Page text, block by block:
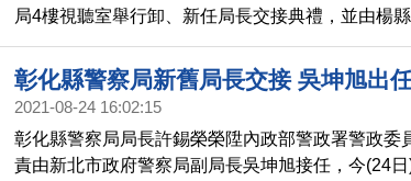
局4樓視聽室舉行卸、新任局長交接典禮，並由楊
內政部警政署徐警政委員緒昕監交印信，場面簡單
彰化縣警察局新舊局長交接 吳坤旭出
2021-08-24 16:02:15
彰化縣警察局局長許錫榮榮陞內政部警政署警政委
責由新北市政府警察局副局長吳坤旭接任，今(24日